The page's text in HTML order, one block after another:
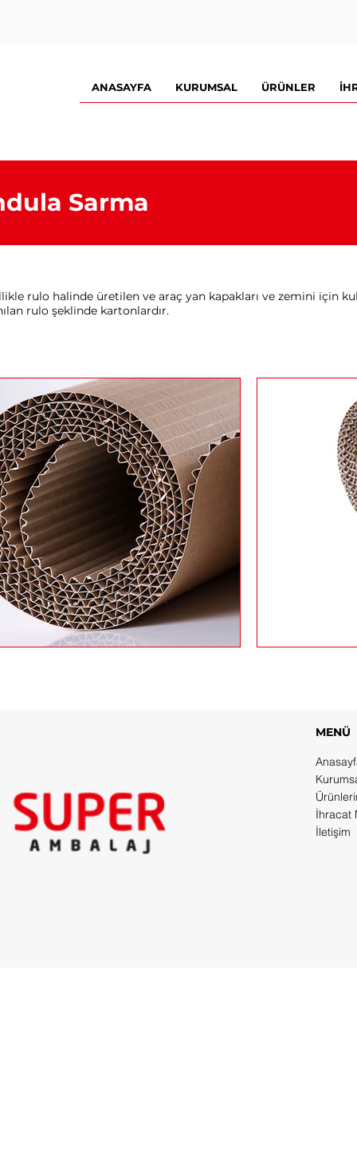
ANASAYFA KURUMSAL ÜRÜNLER
Sarma
rulo halinde üretilen ve araç yan kapakları ve zemini için
rulo şeklinde kartonlardır.
MENÜ
İhracat
İletişim